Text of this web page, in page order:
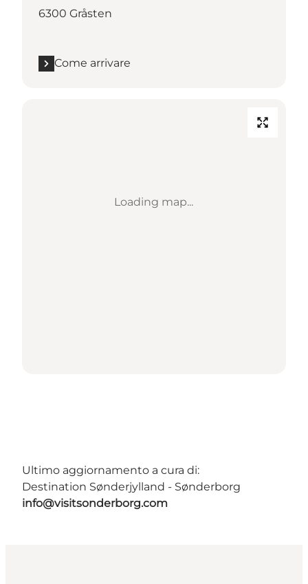
6300 Gråsten
Come arrivare
Loading map...
Ultimo aggiornamento a cura di:
Destination Sønderjylland - Sønderborg
info@visitsonderborg.com